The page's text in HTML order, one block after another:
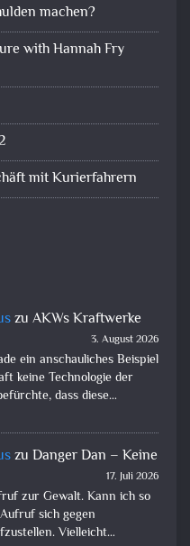
machen?
with Hannah Fry
mit Kurierfahrern
zu AKWs Kraftwerke
3. August 2026
ein anschauliches Beispiel
keine Technologie der
dass diese…
zu Danger Dan – Keine
17. Juli 2026
zur Gewalt. Kann ich so
sich gegen
Vielleicht…